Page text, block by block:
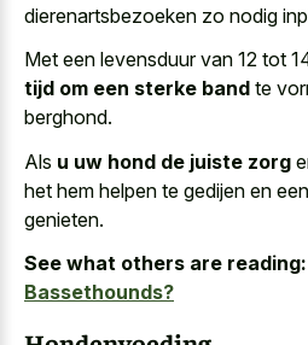
dierenartsbezoeken zo nodig
Met een levensduur van 12 tot
tijd om een sterke band te
berghond.
Als u uw hond de juiste zorg
het hem helpen te gedijen en
genieten.
See what others are reading:
Bassethounds?